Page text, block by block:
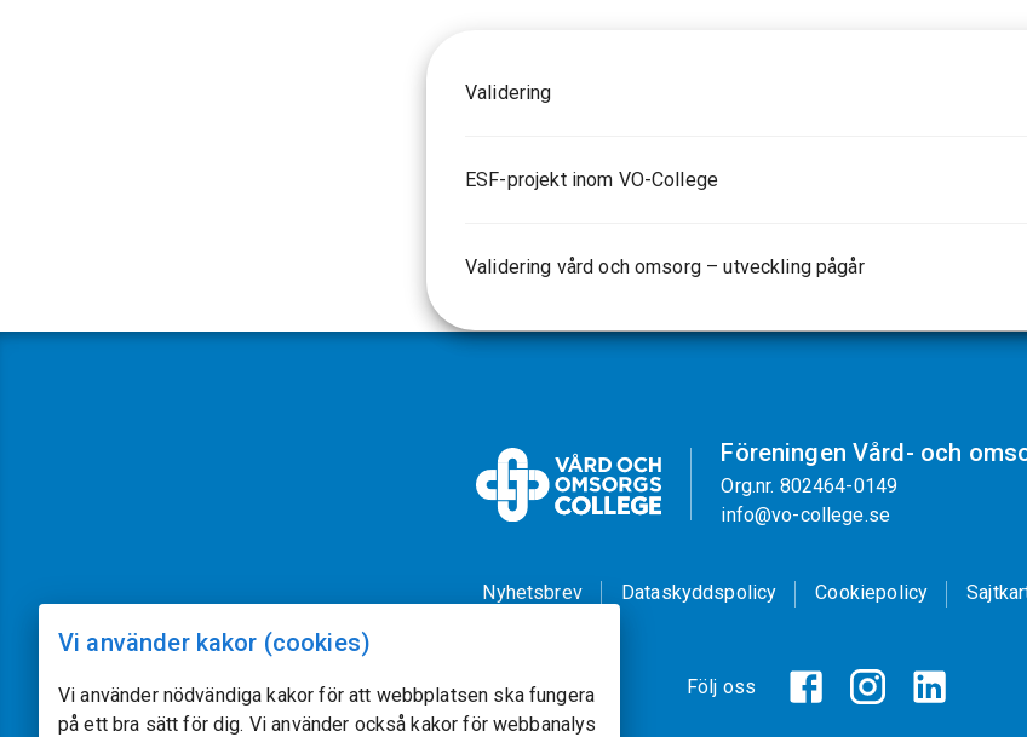
Validering
ESF-projekt inom VO-College
Validering vård och omsorg – utveckling pågår
Föreningen Vård- och
Org.nr. 802464-0149
info@vo-college.se
Nyhetsbrev Dataskyddspolicy Cookiepolicy
Följ oss
Vi använder kakor (cookies)
Vi använder nödvändiga kakor för att webbplatsen ska fungera
på ett bra sätt för dig. Vi använder också kakor för webbanalys